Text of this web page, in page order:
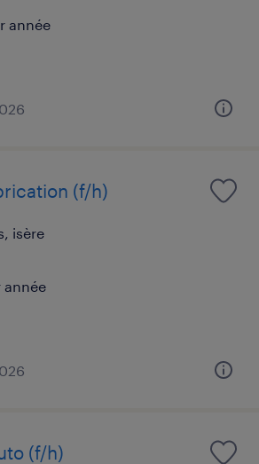
année
(f/h)
isère
année
(f/h)